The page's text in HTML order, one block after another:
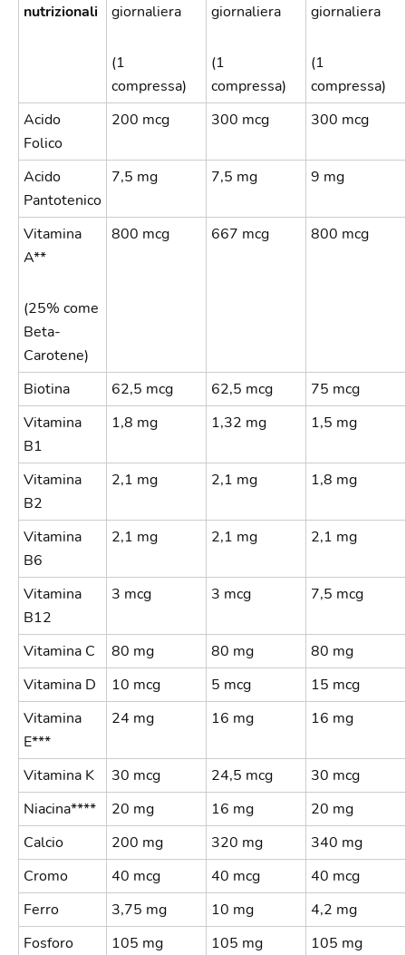
nutrizionali
giornaliera
(1
compressa)
giornaliera
(1
compressa)
giornaliera
(1
compressa)
Acido
Folico
200 mcg 300 mcg 300 mcg
Acido
Pantotenico
7,5 mg 7,5 mg 9 mg
Vitamina
A**
(25% come
Beta-
Carotene)
800 mcg 667 mcg 800 mcg
Biotina 62,5 mcg 62,5 mcg
75 mcg
Vitamina
B1
1,8 mg 1,32 mg 1,5 mg
Vitamina
B2
2,1 mg 2,1 mg 1,8 mg
Vitamina
B6
2,1 mg 2,1 mg 2,1 mg
Vitamina
B12
3 mcg 3 mcg 7,5 mcg
Vitamina C 80 mg 80 mg
80 mg
Vitamina D
10 mcg 5 mcg
15 mcg
Vitamina
E***
24 mg 16 mg 16 mg
Vitamina K 30 mcg 24,5 mcg
30 mcg
Niacina****
20 mg 16 mg
20 mg
Calcio
200 mg 320 mg
340 mg
Cromo
40 mcg 40 mcg
40 mcg
Ferro
3,75 mg 10 mg
4,2 mg
Fosforo
105 mg 105 mg
105 mg